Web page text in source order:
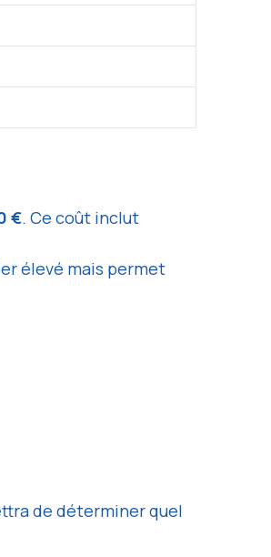
€. Ce coût inclut
élevé mais permet
de déterminer quel